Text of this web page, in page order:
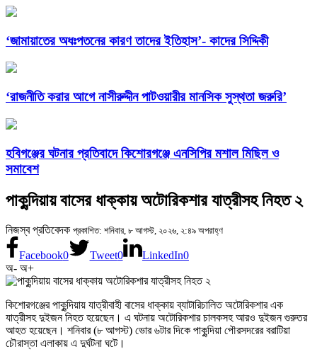
‘জামায়াতের অধঃপতনের কারণ তাদের ইতিহাস’- কাদের সিদ্দিকী
‘রাজনীতি করার আগে নাসীরুদ্দীন পাটওয়ারীর মানসিক সুস্থতা জরুরি’
হবিগঞ্জের ঘটনার প্রতিবাদে কিশোরগঞ্জে এনসিপির মশাল মিছিল ও
সমাবেশ
পাকুন্দিয়ায় বাসের ধাক্কায় অটোরিকশার যাত্রীসহ নিহত ২
নিজস্ব প্রতিবেদক প্রকাশিত: শনিবার, ৮ আগস্ট, ২০২৬, ২:৪৯ অপরাহ্ণ
Facebook0 Tweet0 LinkedIn0
অ- অ+
কিশোরগঞ্জের পাকুন্দিয়ায় যাত্রীবাহী বাসের ধাক্কায় ব্যাটারিচালিত অটোরিকশার এক
যাত্রীসহ দুইজন নিহত হয়েছেন। এ ঘটনায় অটোরিকশার চালকসহ আরও দুইজন গুরুতর
আহত হয়েছেন। শনিবার (৮ আগস্ট) ভোর ৬টার দিকে পাকুন্দিয়া পৌরসদরের বরাটিয়া
চৌরাস্তা এলাকায় এ দুর্ঘটনা ঘটে।